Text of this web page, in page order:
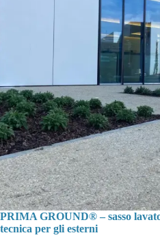
PRIMA GROUND® – sasso
tecnica per gli esterni